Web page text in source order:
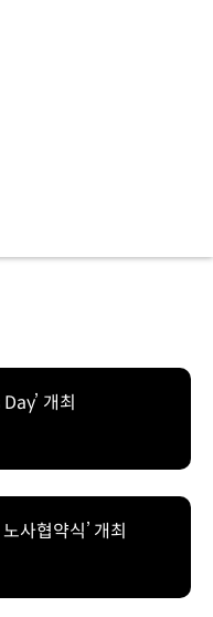
개최
사협약식’ 개최